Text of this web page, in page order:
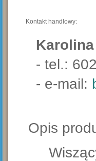
Kontakt handlowy:
- tel.:
- e-mail:
Opis